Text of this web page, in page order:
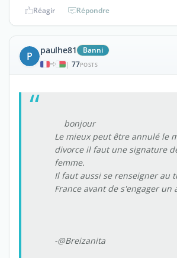
Réagir Répondre
P paulhe81 Banni
| 77POSTS
bonjour
Le mieux peut être annulé le
divorce il faut une signature
femme.
Il faut aussi se renseigner au
France avant de s'engager un
-@Breizanita